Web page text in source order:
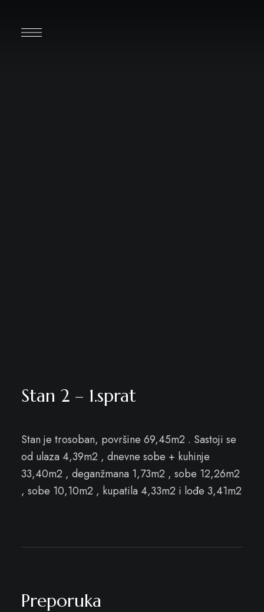
Stan 2 – 1.sprat
Stan je trosoban, površine 69,45m2 . Sastoji se
od ulaza 4,39m2 , dnevne sobe + kuhinje
33,40m2 , deganžmana 1,73m2 , sobe 12,26m2
, sobe 10,10m2 , kupatila 4,33m2 i lođe 3,41m2
Preporuka